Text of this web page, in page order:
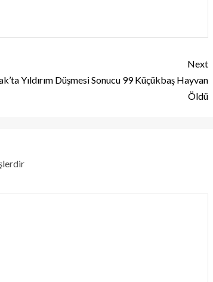
Next
Yıldırım Düşmesi Sonucu 99 Küçükbaş Hayvan
Öldü